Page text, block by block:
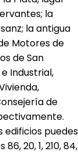
la
la antigua
Motores de
de San
Industrial,
de
edificios puedes
20, 1, 210, 84,